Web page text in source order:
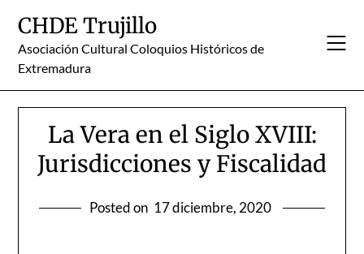
content
CHDE Trujillo
Asociación Cultural Coloquios Históricos de
Extremadura
La Vera en el Siglo XVIII:
Jurisdicciones y Fiscalidad
Posted on 17 diciembre, 2020